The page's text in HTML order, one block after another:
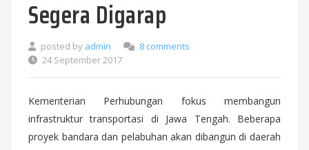
Segera Digarap
posted by admin
8 comments
24 September 2017
Kementerian Perhubungan fokus membangun
infrastruktur transportasi di Jawa Tengah. Beberapa
proyek bandara dan pelabuhan akan dibangun di daerah